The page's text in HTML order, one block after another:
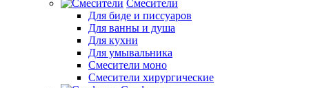
Смесители
Для биде и писсуаров
Для ванны и душа
Для кухни
Для умывальника
Смесители моно
Смесители хирургические